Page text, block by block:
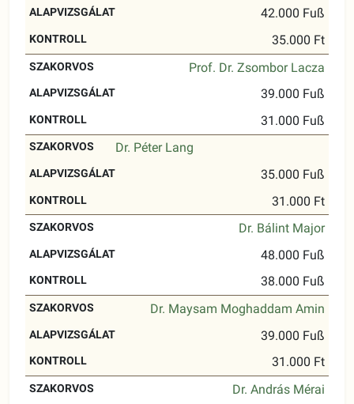
42.000 Fuß
35.000 Ft
Prof. Dr. Zsombor Lacza
39.000 Fuß
31.000 Fuß
Dr. Péter Lang
35.000 Fuß
31.000 Ft
Dr. Bálint Major
48.000 Fuß
38.000 Fuß
Dr. Maysam Moghaddam Amin
39.000 Fuß
31.000 Ft
Dr. András Mérai